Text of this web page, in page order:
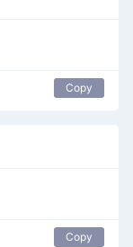
Copy
Copy